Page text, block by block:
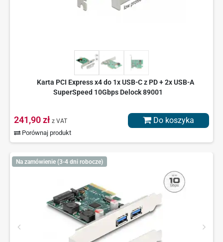
Karta PCI Express x4 do 1x USB-C z PD + 2x USB-A
SuperSpeed 10Gbps Delock 89001
241,90 zł z VAT
Porównaj produkt
Do koszyka
Na zamówienie (3-4 dni robocze)